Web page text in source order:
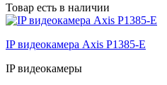
Товар есть в наличии
IP видеокамера Axis P1385-E
IP видеокамеры